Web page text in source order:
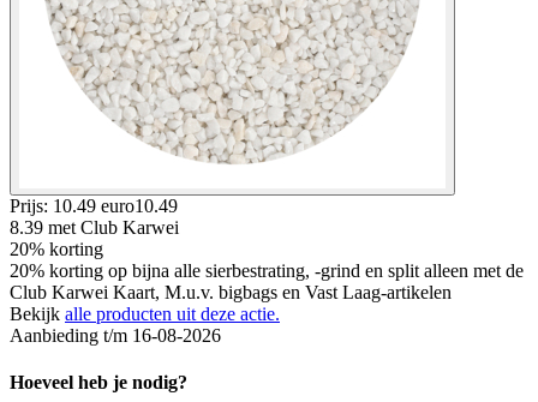
Prijs: 10.49 euro10.49
8.39 met Club Karwei
20% korting
20% korting op bijna alle sierbestrating, -grind en split alleen met de
Club Karwei Kaart, M.u.v. bigbags en Vast Laag-artikelen
Bekijk alle producten uit deze actie.
Aanbieding t/m 16-08-2026
Hoeveel heb je nodig?